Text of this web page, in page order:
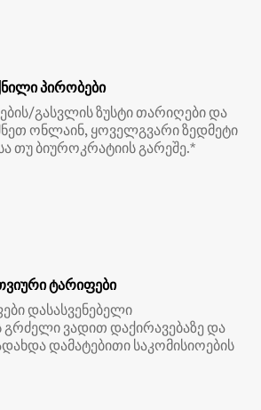
პირობები
გასვლის ზუსტი თარიღები და
ონლაინ, ყოველგვარი ზედმეტი
თუ ბიუროკრატიის გარეშე.*
ტარიფები
დასასვენებელი
ვადით დაქირავებაზე და
დამატებითი საკომისიოების